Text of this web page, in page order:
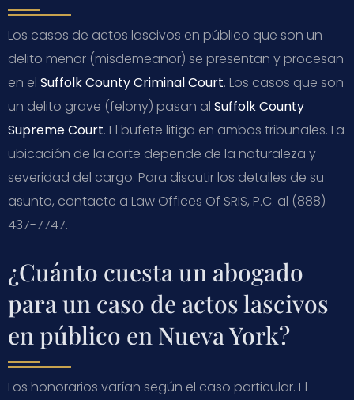
Los casos de actos lascivos en público que son un
delito menor (misdemeanor) se presentan y procesan
en el Suffolk County Criminal Court. Los casos que son
un delito grave (felony) pasan al Suffolk County
Supreme Court. El bufete litiga en ambos tribunales. La
ubicación de la corte depende de la naturaleza y
severidad del cargo. Para discutir los detalles de su
asunto, contacte a Law Offices Of SRIS, P.C. al (888)
437-7747.
¿Cuánto cuesta un abogado
para un caso de actos lascivos
en público en Nueva York?
Los honorarios varían según el caso particular. El